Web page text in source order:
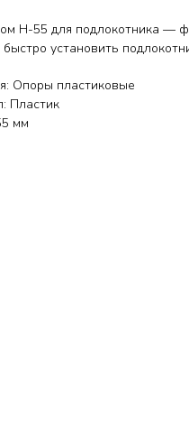
Н-55 для подлокотника —
быстро установить
Опоры пластиковые
Пластик
мм